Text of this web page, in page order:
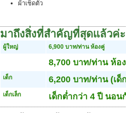
ผ้าเช็ดตัว
มาถึงสิ่งที่สำคัญที่สุดแล้วค่
ผู้ใหญ่ 6,900 บาท/ท่าน ห้องคู่
8,700 บาท/ท่าน ห้อง
เด็ก 6,200 บาท/ท่าน (เด็
เด็กเล็ก เด็กต่ำกว่า 4 ปี นอ